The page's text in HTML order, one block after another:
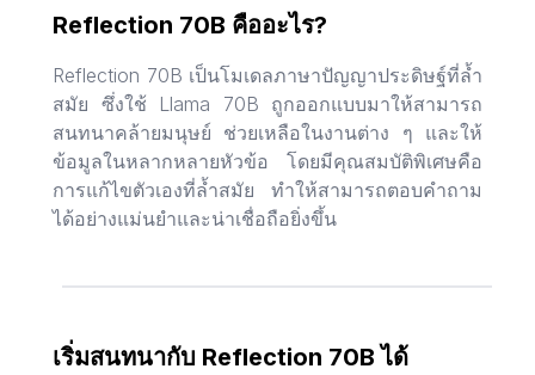
Reflection 70B คืออะไร?
Reflection 70B เป็นโมเดลภาษาปัญญาประดิษฐ์ที่ล้ำ
สมัย ซึ่งใช้ Llama 70B ถูกออกแบบมาให้สามารถ
สนทนาคล้ายมนุษย์ ช่วยเหลือในงานต่าง ๆ และให้
ข้อมูลในหลากหลายหัวข้อ โดยมีคุณสมบัติพิเศษคือ
การแก้ไขตัวเองที่ล้ำสมัย ทำให้สามารถตอบคำถาม
ได้อย่างแม่นยำและน่าเชื่อถือยิ่งขึ้น
เริ่มสนทนากับ Reflection 70B ได้